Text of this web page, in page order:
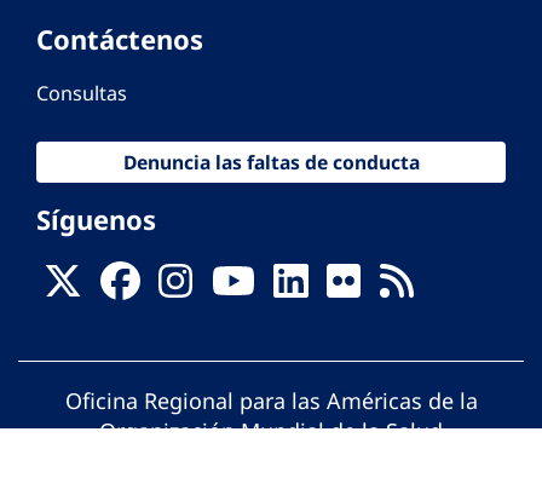
Contáctenos
Consultas
Denuncia las faltas de conducta
Síguenos
Oficina Regional para las Américas de la
Organización Mundial de la Salud